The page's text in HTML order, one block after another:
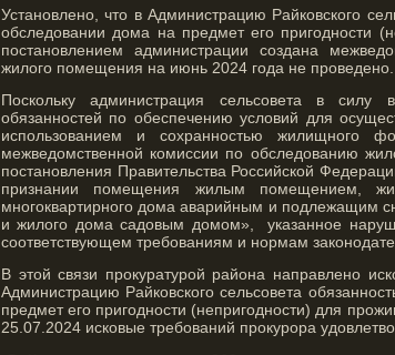
Установлено, что в Администрацию Райковского
обследовании дома на предмет его пригодности
постановлением администрации создана
жилого помещения на июнь 2024 года не проведено.
Поскольку администрация сельсовета в силу
обязанностей по обеспечению условий для
использованием и сохранностью жилищного
межведомственной комиссии по обследованию
постановления Правительства Российской
признании помещения жилым помещением,
многоквартирного дома аварийным и подлежащим
и жилого дома садовым домом», указанное
соответствующем требованиям и нормам
В этой связи прокуратурой района направлено
Администрацию Райковского сельсовета
предмет его пригодности (непригодности) для
25.07.2024 исковые требований прокурора